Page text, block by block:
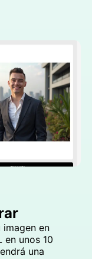
imagen en
en unos 10
una